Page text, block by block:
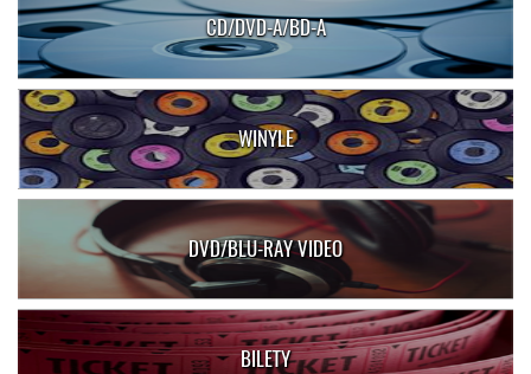
CD/DVD-A/BD-A
WINYLE
DVD/BLU-RAY VIDEO
BILETY